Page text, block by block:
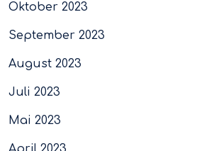
Oktober 2023
September 2023
August 2023
Juli 2023
Mai 2023